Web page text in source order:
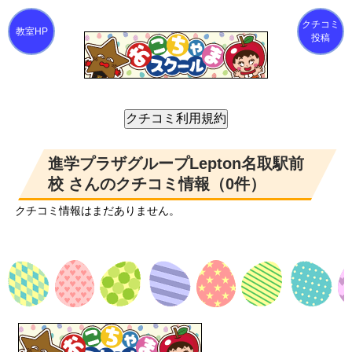
クチコミ
投稿
進学プラザグループLepton名取駅前
校 さんのクチコミ情報（0件）
クチコミ情報はまだありません。